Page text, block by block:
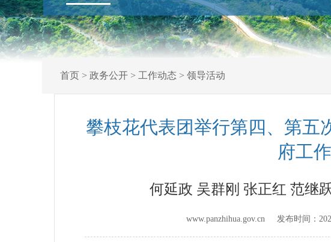
首页> 政务公开> 工作动态 > 领导活动
攀枝花代表团举行第四、第五
府工
何延政 吴群刚 张正红 范继
www.panzhihua.gov.cn 发布时间：